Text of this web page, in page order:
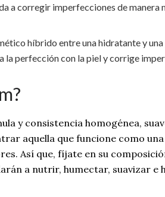
a corregir imperfecciones de manera
híbrido entre una hidratante y una
la perfección con la piel y corrige
y consistencia homogénea,
aquella que funcione como
Así que, fíjate en su
a nutrir, humectar, suavizar